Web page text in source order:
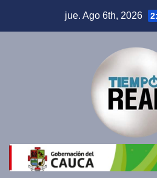
jue. Ago 6th, 2026